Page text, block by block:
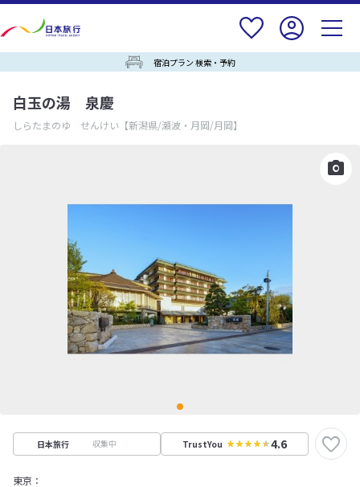
宿泊プラン 検索・予約
白玉の湯 泉慶
しらたまのゆ せんけい 【新潟県/瀬波・月岡/月岡】
日本旅行 収集中 TrustYou 4.6
東京：